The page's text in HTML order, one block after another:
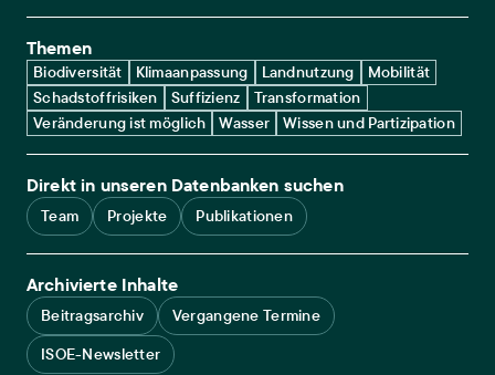
Themen
Biodiversität Klimaanpassung Landnutzung
Mobilität
Schadstoffrisiken
Suffizienz
Transformation
Veränderung ist möglich
Wasser Wissen und Partizipation
Direkt in unseren Datenbanken suchen
Team Projekte Publikationen
Archivierte Inhalte
Beitragsarchiv
Vergangene Termine
ISOE-Newsletter